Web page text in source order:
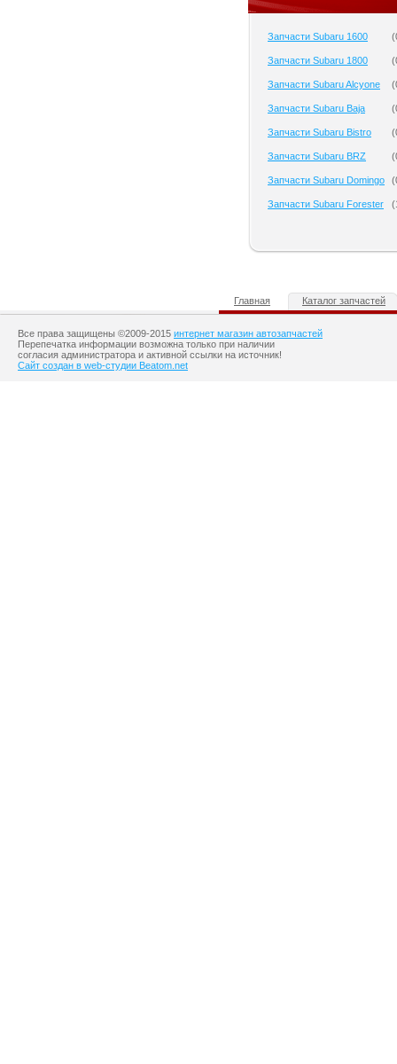
Запчасти Subaru 1600 (
Запчасти Subaru 1800 (
Запчасти Subaru Alcyone (
Запчасти Subaru Baja (
Запчасти Subaru Bistro (
Запчасти Subaru BRZ (
Запчасти Subaru Domingo (
Запчасти Subaru Forester (
Главная Каталог запчастей
Все права защищены ©2009-2015 интернет магазин автозапчастей
Перепечатка информации возможна только при наличии
согласия администратора и активной ссылки на источник!
Сайт создан в web-студии Beatom.net